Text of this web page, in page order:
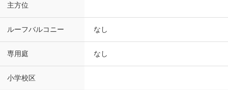
主方位
ルーフバルコニー なし
専用庭 なし
小学校区